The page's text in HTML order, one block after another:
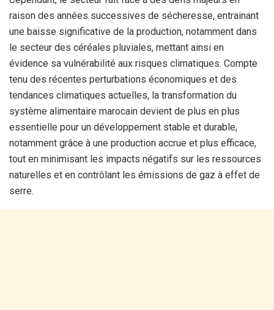
raison des années successives de sécheresse, entrainant
une baisse significative de la production, notamment dans
le secteur des céréales pluviales, mettant ainsi en
évidence sa vulnérabilité aux risques climatiques. Compte
tenu des récentes perturbations économiques et des
tendances climatiques actuelles, la transformation du
système alimentaire marocain devient de plus en plus
essentielle pour un développement stable et durable,
notamment grâce à une production accrue et plus efficace,
tout en minimisant les impacts négatifs sur les ressources
naturelles et en contrôlant les émissions de gaz à effet de
serre.